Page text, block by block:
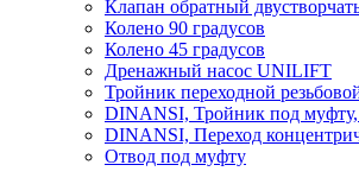
Клапан обратный
Колено 90 градусов
Колено 45 градусов
Дренажный насос UNILIFT
Тройник переходной
DINANSI, Тройник под
DINANSI, Переход
Отвод под муфту